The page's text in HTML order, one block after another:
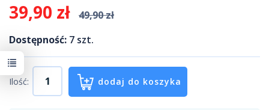
39,90 zł
49,90 zł
Dostępność: 7 szt.
Ilość: dodaj do koszyka